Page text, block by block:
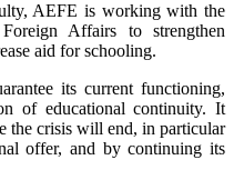
AEFE is working with the
Affairs to strengthen
aid for schooling.
its current functioning,
of educational continuity. It
the crisis will end, in particular
offer, and by continuing its